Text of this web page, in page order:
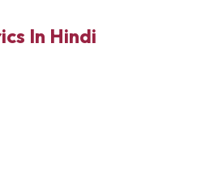
In Hindi